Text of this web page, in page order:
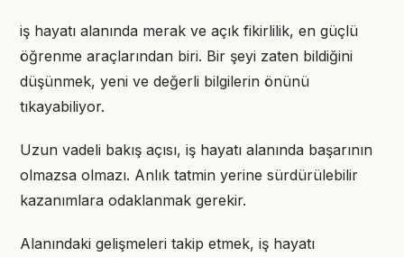
iş hayatı alanında merak ve açık fikirlilik, en güçlü
öğrenme araçlarından biri. Bir şeyi zaten bildiğini
düşünmek, yeni ve değerli bilgilerin önünü
tıkayabiliyor.
Uzun vadeli bakış açısı, iş hayatı alanında başarının
olmazsa olmazı. Anlık tatmin yerine sürdürülebilir
kazanımlara odaklanmak gerekir.
Alanındaki gelişmeleri takip etmek, iş hayatı